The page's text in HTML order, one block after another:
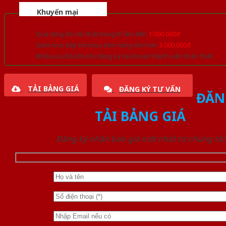
Khuyến mại
Quà tặng đồ nội thất trang trí lên đến 1.000.000đ
Giảm trực tiếp khi mua đơn hàng lớn hơn 3.000.000đ
Nhiều ưu đãi lớn khi đăng ký tài khoản thành viên thân thiết
TẢI BẢNG GIÁ ĐĂNG KÝ TƯ VẤN
TẢI BẢNG GIÁ
Đăng ký nhận báo giá mới nhất từ chúng tôi